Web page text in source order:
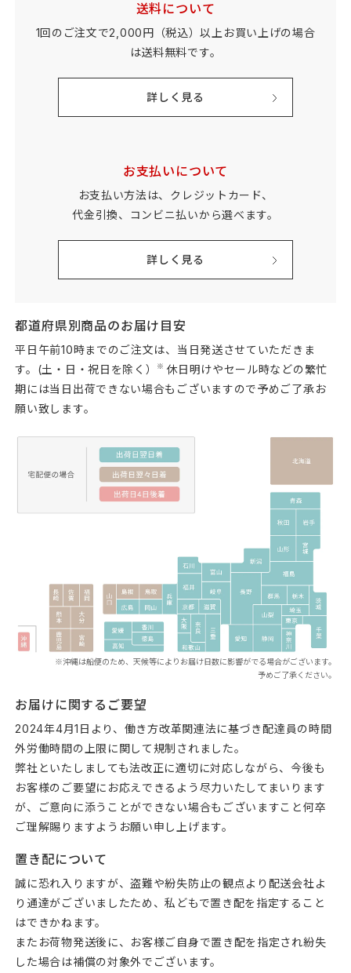
送料について
1回のご注文で2,000円（税込）以上お買い上げの場合
は送料無料です。
詳しく見る
お支払いについて
お支払い方法は、クレジットカード、
代金引換、コンビニ払いから選べます。
詳しく見る
都道府県別商品のお届け目安
平日午前10時までのご注文は、当日発送させていただきま
す。(土・日・祝日を除く）
※ 休日明けやセール時などの繁忙
期には当日出荷できない場合もございますので予めご了承お
願い致します。
※沖縄は船便のため、天候等によりお届け日数に影響がでる場合がございます。
予めご了承ください。
お届けに関するご要望
2024年4月1日より、働き方改革関連法に基づき配達員の時間
外労働時間の上限に関して規制されました。
弊社といたしましても法改正に適切に対応しながら、今後も
お客様のご要望にお応えできるよう尽力いたしてまいります
が、ご意向に添うことができない場合もございますこと何卒
ご理解賜りますようお願い申し上げます。
置き配について
誠に恐れ入りますが、盗難や紛失防止の観点より配送会社よ
り通達がございましたため、私どもで置き配を指定すること
はできかねます。
またお荷物発送後に、お客様ご自身で置き配を指定され紛失
した場合は補償の対象外でございます。